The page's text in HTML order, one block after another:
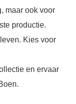
maar ook voor
productie.
Kies voor
en ervaar